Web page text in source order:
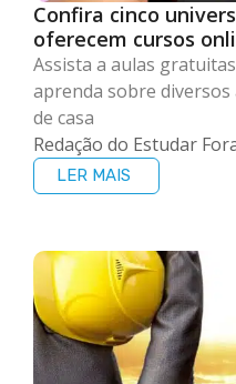
Confira cinco
oferecem cursos
Assista a aulas
aprenda sobre
de casa
Redação do Estudar
LER MAIS